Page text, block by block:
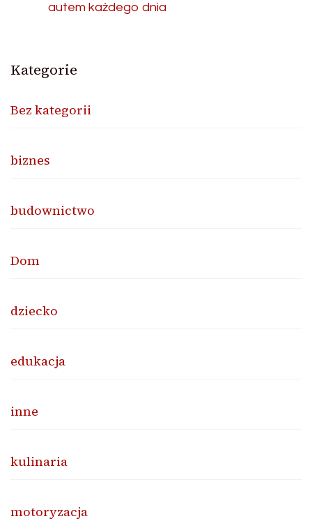
autem każdego dnia
Kategorie
Bez kategorii
biznes
budownictwo
Dom
dziecko
edukacja
inne
kulinaria
motoryzacja